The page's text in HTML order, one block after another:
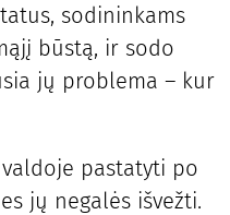
sodininkams
būstą, ir sodo
jų problema – kur
pastatyti po
jų negalės išvežti.